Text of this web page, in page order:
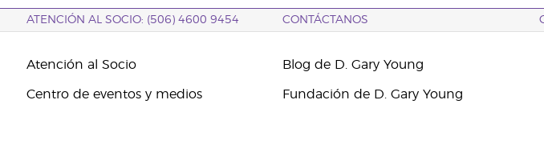
ATENCIÓN AL SOCIO: (506) 4600 9454 CONTÁCTANOS
Atención al Socio
Centro de eventos y medios
Blog de D. Gary Young
Fundación de D. Gary Young